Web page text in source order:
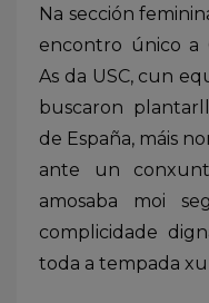
Na sección
encontro único a
As da USC, cun
buscaron
de España, máis
ante un
amosaba moi
complicidade
toda a tempada